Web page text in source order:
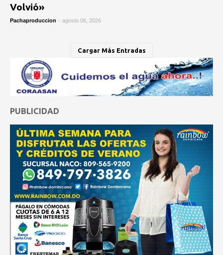
Volvió»
Pachaproduccion - agosto 06, 2026
Cargar Más Entradas
PUBLICIDAD